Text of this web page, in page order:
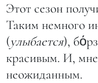
Этот сезон
Таким немного
(улыбается),
красивым. И,
неожиданным.